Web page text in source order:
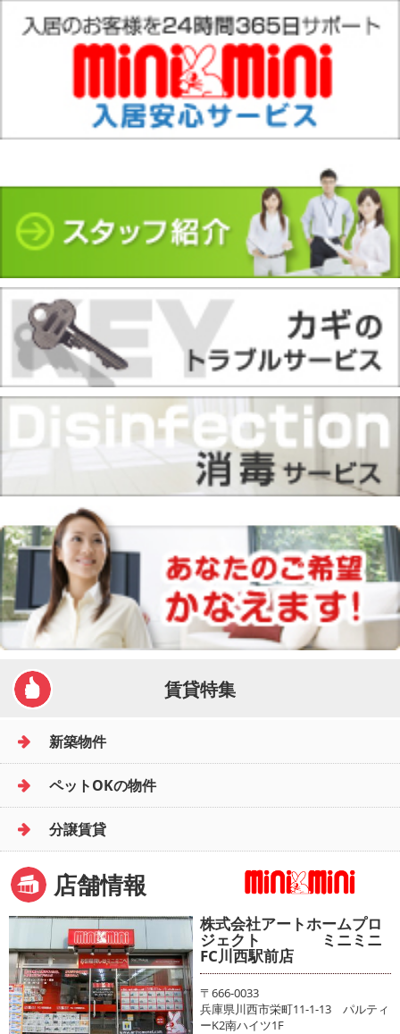
賃貸特集
新築物件
ペットOKの物件
分譲賃貸
店舗情報
株式会社アートホームプロ
ジェクト ミニミニ
FC川西駅前店
〒666-0033
兵庫県川西市栄町11-1-13 パルティ
ーK2南ハイツ1F